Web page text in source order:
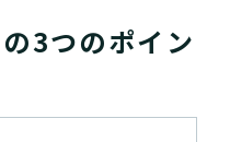
3つのポイン